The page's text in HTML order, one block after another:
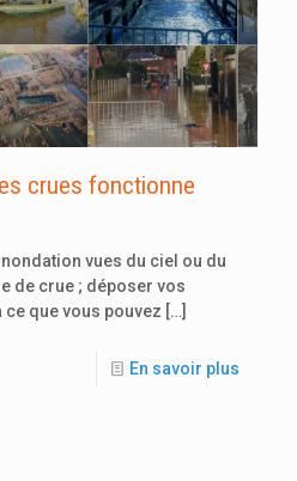
crues fonctionne
vues du ciel ou du
de crue ; déposer vos
que vous pouvez […]
En savoir plus